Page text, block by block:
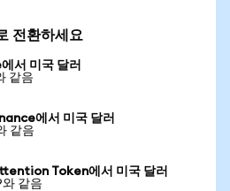
전환하세요
서 미국 달러
같음
에서 미국 달러
같음
Token에서 미국 달러
같음